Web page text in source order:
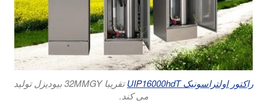
راکتور اولتراسونیک UIP16000hdT
تقریبا 32MMGY بیودیزل تولید
می کند.